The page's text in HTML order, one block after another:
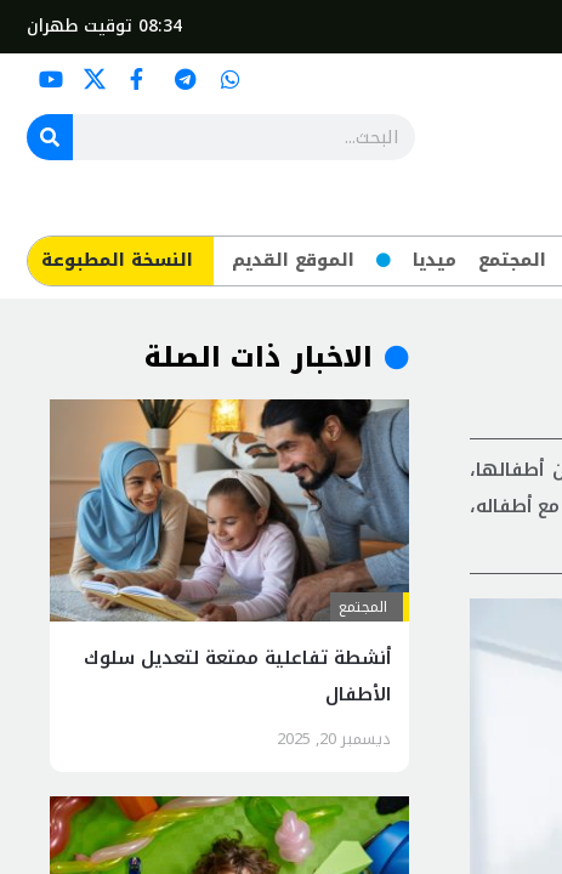
08:34 توقيت طهران
المجتمع ميديا الموقع القديم ​النسخة المطبوعة
أطفاله،
الاخبار ذات الصلة
المجتمع
أنشطة تفاعلية ممتعة لتعديل سلوك
الأطفال
ديسمبر 20, 2025